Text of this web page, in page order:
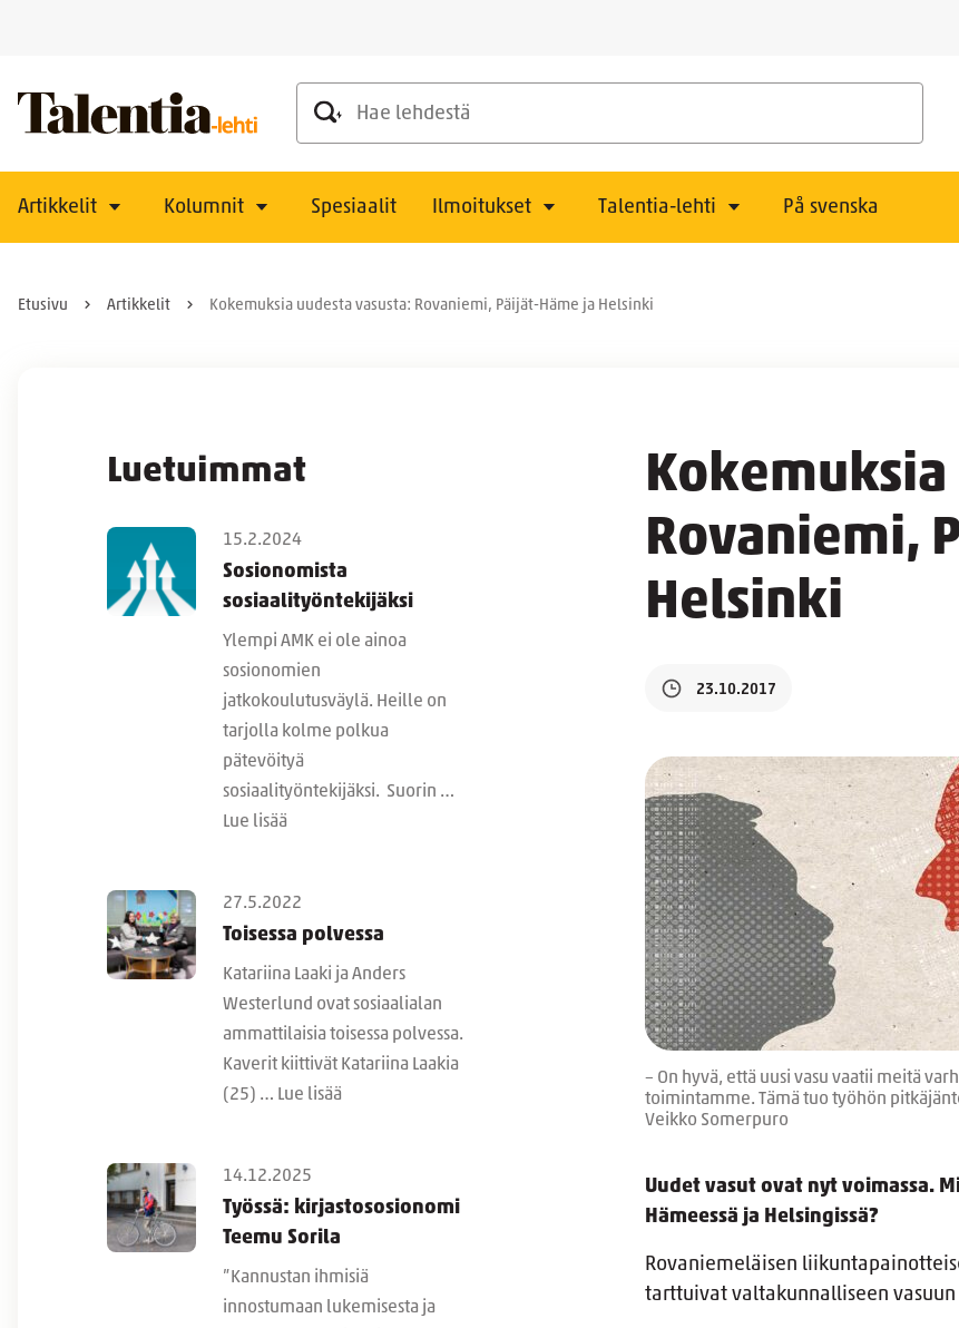
Hae lehdestä
Artikkelit Kolumnit Spesiaalit Ilmoitukset Talentia-lehti På svenska
Etusivu Artikkelit Kokemuksia uudesta vasusta: Rovaniemi, Päijät-Häme ja Helsinki
Luetuimmat
15.2.2024
Sosionomista
sosiaalityöntekijäksi
Ylempi AMK ei ole ainoa
sosionomien
jatkokoulutusväylä. Heille on
tarjolla kolme polkua
pätevöityä
sosiaalityöntekijäksi. Suorin …
Lue lisää
27.5.2022
Toisessa polvessa
Katariina Laaki ja Anders
Westerlund ovat sosiaalialan
ammattilaisia toisessa polvessa.
Kaverit kiittivät Katariina Laakia
(25) … Lue lisää
14.12.2025
Työssä: kirjastososionomi
Teemu Sorila
”Kannustan ihmisiä
innostumaan lukemisesta ja
Kokemuksia
Rovaniemi,
Helsinki
23.10.2017
– On hyvä, että uusi vasu vaatii meitä
toimintamme. Tämä tuo työhön
Veikko Somerpuro
Uudet vasut ovat nyt voimassa.
Hämeessä ja Helsingissä?
Rovaniemeläisen
tarttuivat valtakunnalliseen